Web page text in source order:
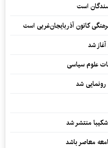
است
کانون آذربایجان‌غربی است
شد
علوم سیاسی
رونمایی شد
منتشر شد
معاصر باشد